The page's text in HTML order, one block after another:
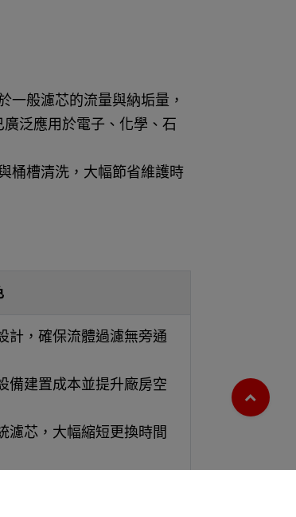
一般濾芯的流量與納垢量，
泛應用於電子、化學、石
桶槽清洗，大幅節省維護時
計，確保流體過濾無旁通
備建置成本並提升廠房空
濾芯，大幅縮短更換時間